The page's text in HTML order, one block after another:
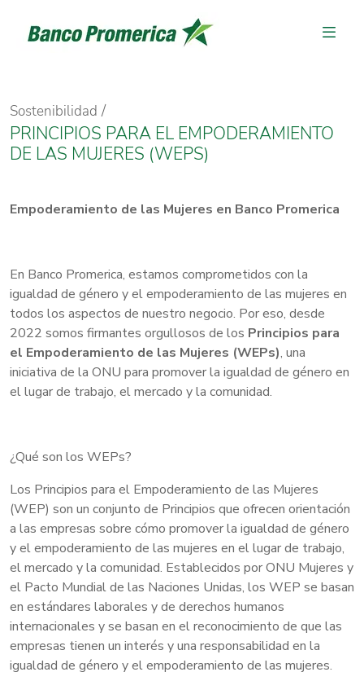
Sostenibilidad
PRINCIPIOS PARA EL EMPODERAMIENTO
DE LAS MUJERES (WEPS)
Empoderamiento de las Mujeres en Banco Promerica
En Banco Promerica, estamos comprometidos con la
igualdad de género y el empoderamiento de las mujeres en
todos los aspectos de nuestro negocio. Por eso, desde
2022 somos firmantes orgullosos de los Principios para
el Empoderamiento de las Mujeres (WEPs), una
iniciativa de la ONU para promover la igualdad de género en
el lugar de trabajo, el mercado y la comunidad.
¿Qué son los WEPs?
Los Principios para el Empoderamiento de las Mujeres
(WEP) son un conjunto de Principios que ofrecen orientación
a las empresas sobre cómo promover la igualdad de género
y el empoderamiento de las mujeres en el lugar de trabajo,
el mercado y la comunidad. Establecidos por ONU Mujeres y
el Pacto Mundial de las Naciones Unidas, los WEP se basan
en estándares laborales y de derechos humanos
internacionales y se basan en el reconocimiento de que las
empresas tienen un interés y una responsabilidad en la
igualdad de género y el empoderamiento de las mujeres.